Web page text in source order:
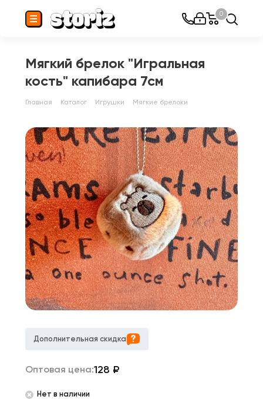
0
Мягкий брелок "Игральная
кость" капибара 7см
Главная Каталог Игрушки Мягкие брелоки
Дополнительная скидка
Оптовая цена:128 ₽
Нет в наличии